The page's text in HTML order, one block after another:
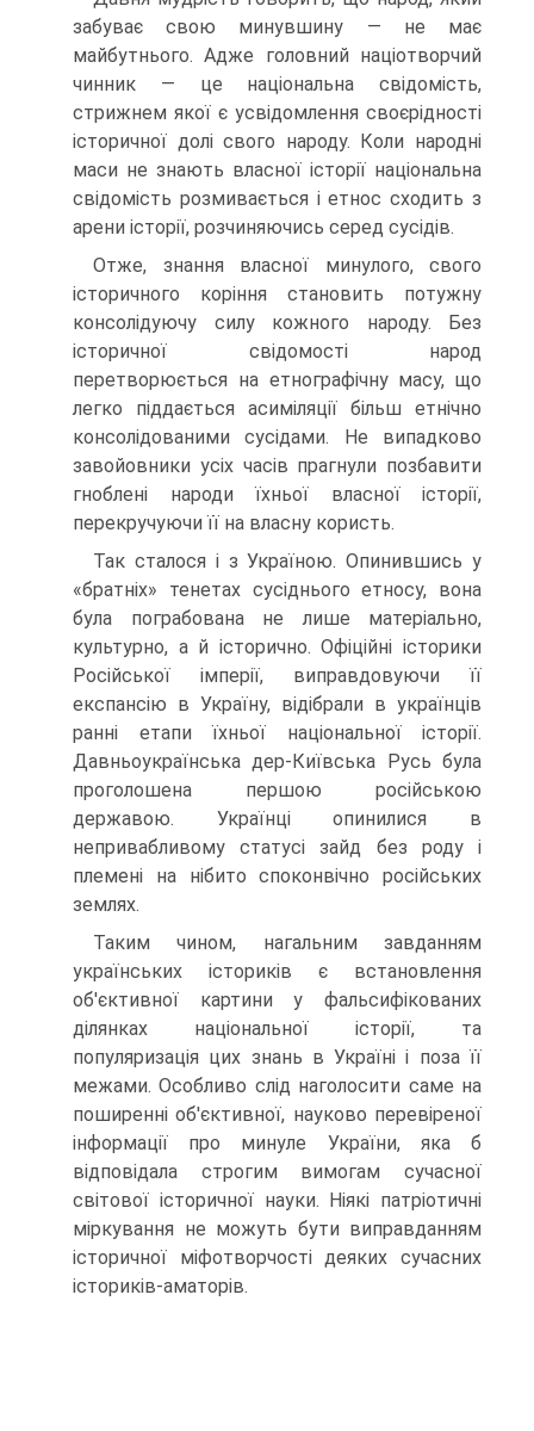
забуває свою ми­нувшину — не має
майбутнього. Адже головний націотворчий
чинник — це національна свідомість,
стрижнем якої є усвідом­лення своєрідності
історичної долі свого народу. Коли народні
маси не знають власної історії національна
свідомість розмивається і етнос сходить з
арени історії, розчиняючись серед сусідів.
Отже, знання власної минулого, свого
історичного коріння становить потужну
консолідуючу силу кожного народу. Без
історичної свідомості народ
перетворюється на етнографічну масу, що
легко піддається асиміляції більш етнічно
консолідова­ними сусідами. Не випадково
завойовники усіх часів прагнули позбавити
гноблені народи їхньої власної історії,
перекручуючи її на власну користь.
Так сталося і з Україною. Опинившись у
«братніх» тенетах сусіднього етносу, вона
була пограбована не лише матеріально,
культурно, а й історично. Офіційні історики
Російської імперії, виправдовуючи її
експансію в Україну, відібрали в українців
ранні етапи їхньої національної історії.
Давньоукраїнська дер-Київська Русь була
проголошена першою російською
державою. Українці опинилися в
непривабливому статусі зайд без роду і
племені на нібито споконвічно російських
землях.
Таким чином, нагальним завданням
українських істориків є встановлення
об'єктивної картини у фальсифікованих
ділянках національної історії, та
популяризація цих знань в Україні і поза її
межами. Особливо слід наголосити саме на
поширенні об'єк­тивної, науково перевіреної
інформації про минуле України, яка б
відповідала строгим вимогам сучасної
світової історичної науки. Ніякі патріотичні
міркування не можуть бути виправдан­ням
історичної міфотворчості деяких сучасних
істориків-аматорів.